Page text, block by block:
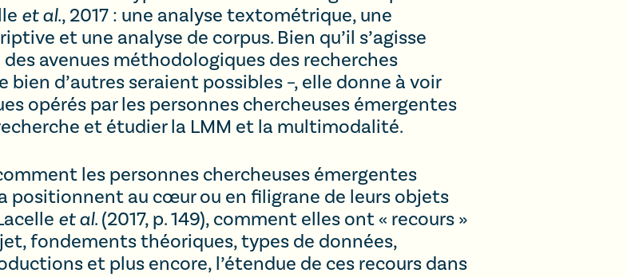
et al., 2017 : une analyse textométrique, une
et une analyse de corpus. Bien qu’il s’agisse
avenues méthodologiques des recherches
d’autres seraient possibles –, elle donne à voir
opérés par les personnes chercheuses émergentes
et étudier la LMM et la multimodalité.
les personnes chercheuses émergentes
positionnent au cœur ou en filigrane de leurs objets
et al. (2017, p. 149), comment elles ont « recours »
fondements théoriques, types de données,
et plus encore, l’étendue de ces recours dans